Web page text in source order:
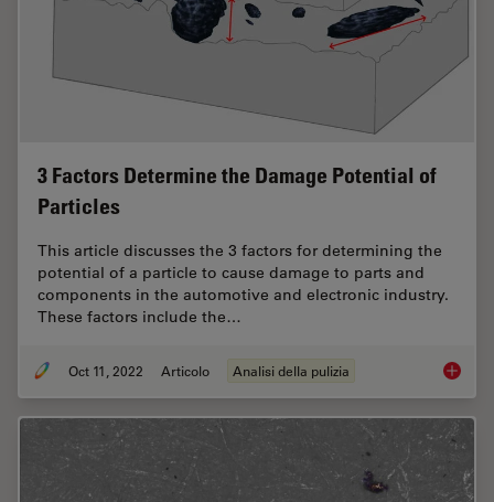
3 Factors Determine the Damage Potential of
Particles
This article discusses the 3 factors for determining the
potential of a particle to cause damage to parts and
components in the automotive and electronic industry.
These factors include the…
Oct 11, 2022 Articolo Analisi della pulizia 3